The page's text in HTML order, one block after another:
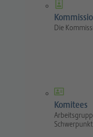
Die
Komitees